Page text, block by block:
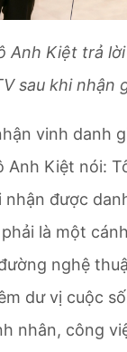
Anh Kiệt trả
sau khi nhận
vinh danh
Anh Kiệt nói:
nhận được
là một
nghệ
dư vị cuộc
nhân, công